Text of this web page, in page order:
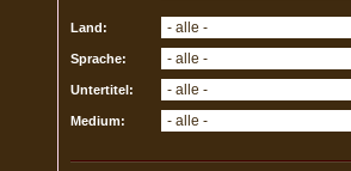
Land:
Sprache:
Untertitel:
Medium: